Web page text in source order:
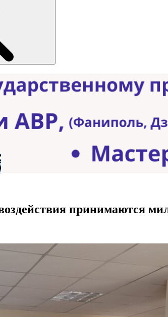
принимаются